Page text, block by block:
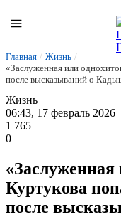
Главная / Жизнь /
«Заслуженная или
после высказываний о
Жизнь
06:43, 17 февраль 2026
1 765
0
«Заслуженная
Куртукова
после